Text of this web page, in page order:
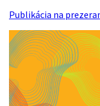
Publikácia na